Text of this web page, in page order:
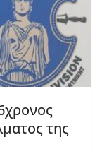
της